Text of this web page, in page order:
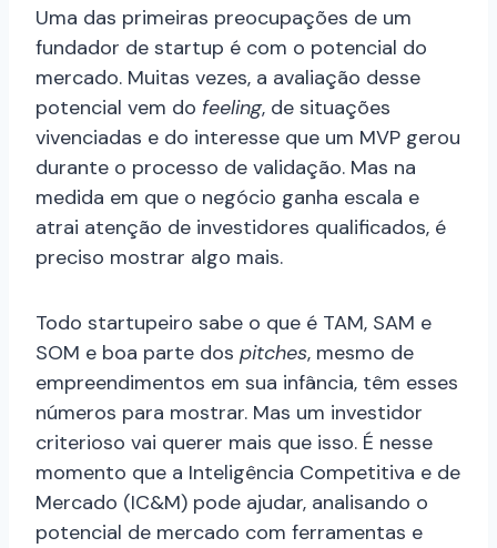
Uma das primeiras preocupações de um
fundador de startup é com o potencial do
mercado. Muitas vezes, a avaliação desse
potencial vem do feeling, de situações
vivenciadas e do interesse que um MVP gerou
durante o processo de validação. Mas na
medida em que o negócio ganha escala e
atrai atenção de investidores qualificados, é
preciso mostrar algo mais.
Todo startupeiro sabe o que é TAM, SAM e
SOM e boa parte dos pitches, mesmo de
empreendimentos em sua infância, têm esses
números para mostrar. Mas um investidor
criterioso vai querer mais que isso. É nesse
momento que a Inteligência Competitiva e de
Mercado (IC&M) pode ajudar, analisando o
potencial de mercado com ferramentas e